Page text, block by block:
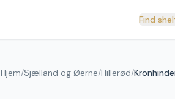
Find
Hjem/Sjælland og Øerne/Hillerød/